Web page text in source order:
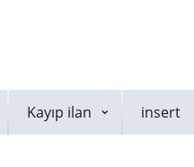
Kayıp ilan insert